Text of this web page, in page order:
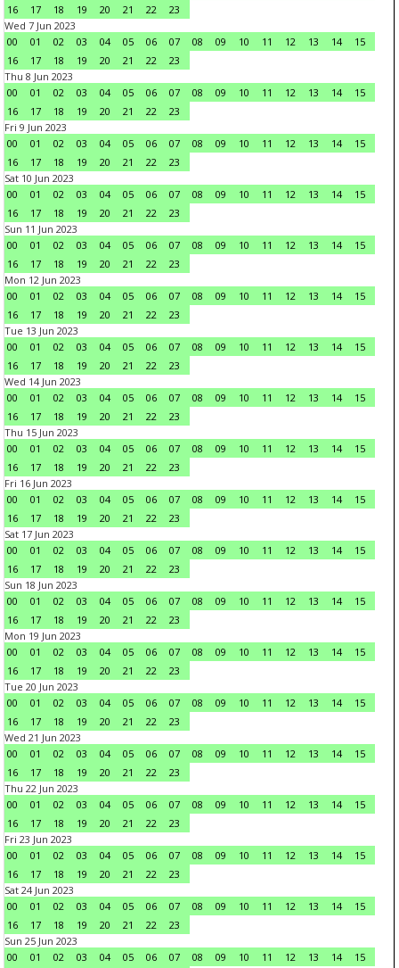
16
17 18 19 20 21 22
23
Wed 7 Jun 2023
00
01 02 03 04 05 06 07 08 09 10 11 12 13 14
15
16
17 18 19 20 21 22
23
Thu 8 Jun 2023
00
01 02 03 04 05 06 07 08 09 10 11 12 13 14
15
16
17 18 19 20 21 22
23
Fri 9 Jun 2023
00
01 02 03 04 05 06 07 08 09 10 11 12 13 14
15
16
17 18 19 20 21 22
23
Sat 10 Jun 2023
00
01 02 03 04 05 06 07 08 09 10 11 12 13 14
15
16
17 18 19 20 21 22
23
Sun 11 Jun 2023
00
01 02 03 04 05 06 07 08 09 10 11 12 13 14
15
16
17 18 19 20 21 22
23
Mon 12 Jun 2023
00
01 02 03 04 05 06 07 08 09 10 11 12 13 14
15
16
17 18 19 20 21 22
23
Tue 13 Jun 2023
00
01 02 03 04 05 06 07 08 09 10 11 12 13 14
15
16
17 18 19 20 21 22
23
Wed 14 Jun 2023
00
01 02 03 04 05 06 07 08 09 10 11 12 13 14
15
16
17 18 19 20 21 22
23
Thu 15 Jun 2023
00
01 02 03 04 05 06 07 08 09 10 11 12 13 14
15
16
17 18 19 20 21 22
23
Fri 16 Jun 2023
00
01 02 03 04 05 06 07 08 09 10 11 12 13 14
15
16
17 18 19 20 21 22
23
Sat 17 Jun 2023
00
01 02 03 04 05 06 07 08 09 10 11 12 13 14
15
16
17 18 19 20 21 22
23
Sun 18 Jun 2023
00
01 02 03 04 05 06 07 08 09 10 11 12 13 14
15
16
17 18 19 20 21 22
23
Mon 19 Jun 2023
00
01 02 03 04 05 06 07 08 09 10 11 12 13 14
15
16
17 18 19 20 21 22
23
Tue 20 Jun 2023
00
01 02 03 04 05 06 07 08 09 10 11 12 13 14
15
16
17 18 19 20 21 22
23
Wed 21 Jun 2023
00
01 02 03 04 05 06 07 08 09 10 11 12 13 14
15
16
17 18 19 20 21 22
23
Thu 22 Jun 2023
00
01 02 03 04 05 06 07 08 09 10 11 12 13 14
15
16
17 18 19 20 21 22
23
Fri 23 Jun 2023
00
01 02 03 04 05 06 07 08 09 10 11 12 13 14
15
16
17 18 19 20 21 22
23
Sat 24 Jun 2023
00
01 02 03 04 05 06 07 08 09 10 11 12 13 14
15
16
17 18 19 20 21 22
23
Sun 25 Jun 2023
00
01 02 03 04 05 06 07 08 09 10 11 12 13 14
15